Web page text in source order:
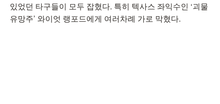
있었던 타구들이 모두 잡혔다. 특히 텍사스 좌익수인 ‘괴물
유망주’ 와이엇 랭포드에게 여러차례 가로 막혔다.